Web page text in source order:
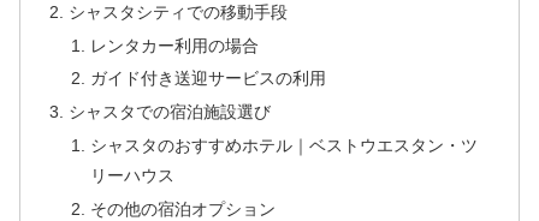
シャスタシティでの移動手段
レンタカー利用の場合
ガイド付き送迎サービスの利用
シャスタでの宿泊施設選び
シャスタのおすすめホテル｜ベストウエスタン・ツ
リーハウス
その他の宿泊オプション